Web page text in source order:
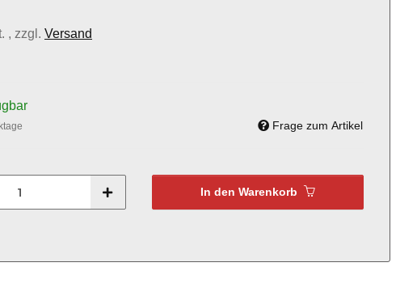
, zzgl. Versand
Frage zum Artikel
In den Warenkorb